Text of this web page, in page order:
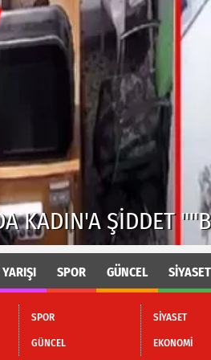
PES DEDIRTEN
KABLOLARINI
YARIŞI SPOR GÜNCEL SİYASET
SPOR
GÜNCEL
SİYASET
EKONOMİ